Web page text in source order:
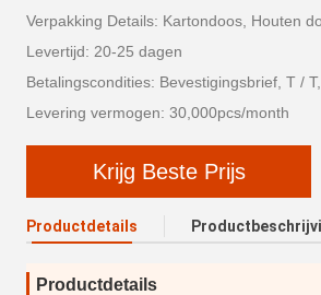
Verpakking Details: Kartondoos, Houten
Levertijd: 20-25 dagen
Betalingscondities: Bevestigingsbrief, T /
Levering vermogen: 30,000pcs/month
Krijg Beste Prijs
Productdetails
Productdetails